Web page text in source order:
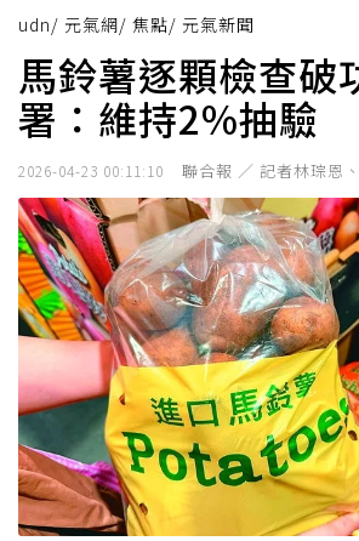
udn/ 元氣網/ 焦點/ 元氣新聞
馬鈴薯逐顆檢查破
署：維持2%抽驗
2026-04-23 00:11:10 聯合報 ／ 記者林琮恩